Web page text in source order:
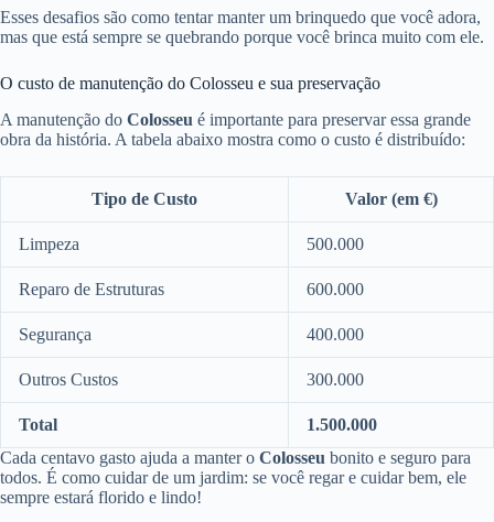
Esses desafios são como tentar manter um brinquedo que você adora,
mas que está sempre se quebrando porque você brinca muito com ele.
O custo de manutenção do Colosseu e sua preservação
A manutenção do Colosseu é importante para preservar essa grande
obra da história. A tabela abaixo mostra como o custo é distribuído:
Tipo de Custo Valor (em €)
Limpeza 500.000
Reparo de Estruturas 600.000
Segurança 400.000
Outros Custos 300.000
Total
1.500.000
Cada centavo gasto ajuda a manter o Colosseu bonito e seguro para
todos. É como cuidar de um jardim: se você regar e cuidar bem, ele
sempre estará florido e lindo!